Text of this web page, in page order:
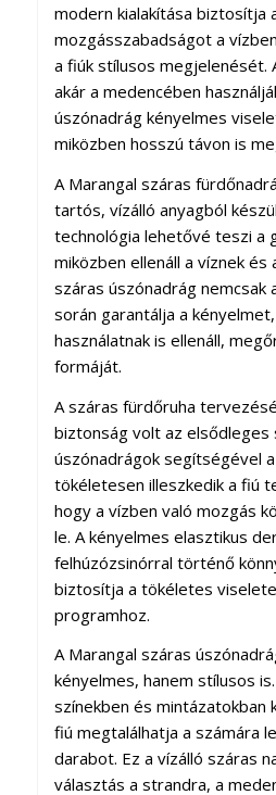
modern kialakítása biztosítja
mozgásszabadságot a
a fiúk stílusos megjelenését.
akár a medencében
úszónadrág kényelmes
miközben hosszú távon is
A Marangal száras
tartós, vízálló anyagból
technológia lehetővé teszi a
miközben ellenáll a víznek és
száras úszónadrág nemcsak
során garantálja a
használatnak is ellenáll,
formáját.
A száras fürdőruha
biztonság volt az elsődleges
úszónadrágok segítségével
tökéletesen illeszkedik a fiú
hogy a vízben való mozgás
le. A kényelmes elasztikus
felhúzózsinórral történő
biztosítja a tökéletes
programhoz.
A Marangal száras
kényelmes, hanem stílusos
színekben és mintázatokban
fiú megtalálhatja a számára
darabot. Ez a vízálló száras
választás a strandra, a